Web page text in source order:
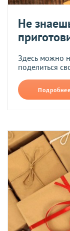
Не
Здесь можно
поделиться
Подробнее